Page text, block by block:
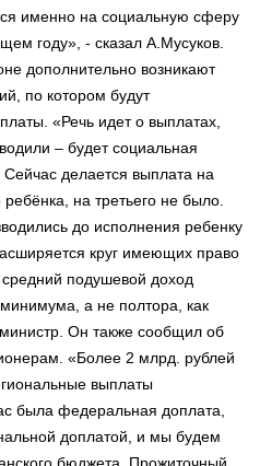
именно на социальную сферу
году», - сказал А.Мусуков.
дополнительно возникают
по котором будут
«Речь идет о выплатах,
– будет социальная
Сейчас делается выплата на
на третьего не было.
до исполнения ребенку
круг имеющих право
подушевой доход
а не полтора, как
Он также сообщил об
«Более 2 млрд. рублей
выплаты
была федеральная доплата,
доплатой, и мы будем
бюджета. Прожиточный